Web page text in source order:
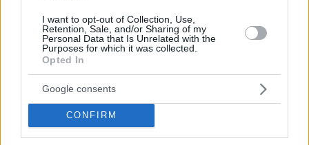
I want to opt-out of Collection, Use,
Retention, Sale, and/or Sharing of my
Personal Data that Is Unrelated with the
Purposes for which it was collected.
Opted In
Google consents
CONFIRM
χωματερή με μπάζα από ανακαινίσεις, δύο συλλήψεις
Το μυστήριο με το «rainbow baby» λύθηκε μετά από 65
χρόνια: Η πιο συγκινητική ιστορία υιοθεσίας
πριν 9 λεπτά
Συνεχίζει να γράφει ιστορία ο Άλεν: «Σέρβιρε» τον
Μέσι σε εντυπωσιακή εμφάνιση με 3 ασίστ
πριν 9 λεπτά